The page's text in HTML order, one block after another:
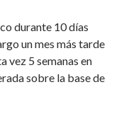
durante 10 días
un mes más tarde
vez 5 semanas en
sobre la base de